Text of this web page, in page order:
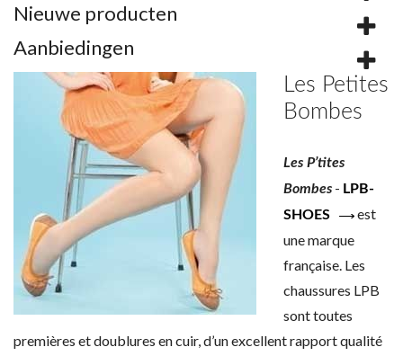
Nieuwe producten
Aanbiedingen
Les Petites
Bombes
Les P’tites
Bombes - LPB-
SHOES
est
une marque
française. Les
chaussures LPB
sont toutes
premières et doublures en cuir, d’un excellent rapport qualité